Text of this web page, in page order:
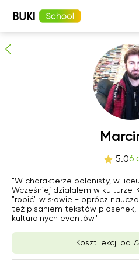
Matematyka
Język polski
Marcin M.
5.06
"W charakterze polonisty, w
Wcześniej działałem w
"robić" w słowie - oprócz
też pisaniem tekstów piosenek,
kulturalnych eventów."
Koszt lekcji od
pią
18:00
Brak
dostępnych
terminów